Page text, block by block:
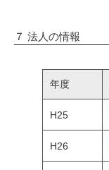
７ 法人の情報
年度
H25
H26